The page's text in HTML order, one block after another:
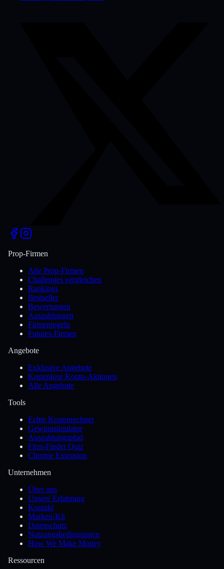
Prop-Firmen
Alle Prop-Firmen
Challenges vergleichen
Rankings
Bestseller
Bewertungen
Auszahlungen
Firmenregeln
Futures-Firmen
Angebote
Exklusive Angebote
Kostenlose Konto-Aktionen
Alle Angebote
Tools
Echte Kostenrechner
Gewinnsimulator
Auszahlungspfad
Firm-Finder Quiz
Chrome Extension
Unternehmen
Über uns
Unsere Erfahrung
Kontakt
Marken-Kit
Datenschutz
Nutzungsbedingungen
How We Make Money
Ressourcen